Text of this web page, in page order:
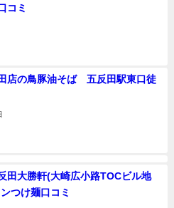
コミ
店の鳥豚油そば 五反田駅東口徒
田大勝軒(大崎広小路TOCビル地
ンつけ麺口コミ